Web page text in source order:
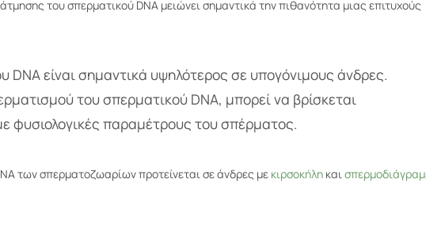
του σπερματικού DNA μειώνει σημαντικά την πιθανότητα μιας επιτυχούς
DNA είναι σημαντικά υψηλότερος σε υπογόνιμους άνδρες.
του σπερματικού DNA, μπορεί να βρίσκεται
φυσιολογικές παραμέτρους του σπέρματος.
των σπερματοζωαρίων προτείνεται σε άνδρες με κιρσοκήληκαι